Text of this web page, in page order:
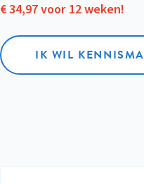
€ 34,97 voor 12 weken!
IK WIL